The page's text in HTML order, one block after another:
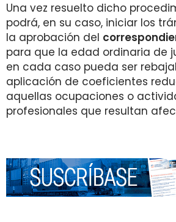
Una vez resuelto dicho
podrá, en su caso, iniciar los
la aprobación del
para que la edad ordinaria de
en cada caso pueda ser
aplicación de coeficientes
aquellas ocupaciones o
profesionales que resultan